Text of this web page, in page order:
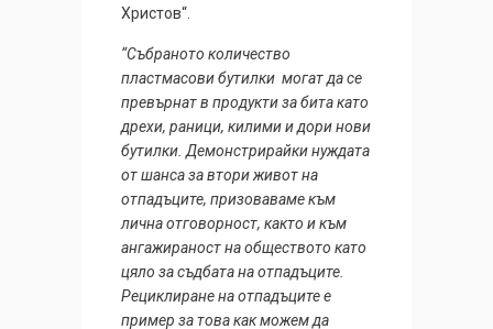
Христов“.
“Събраното количество
пластмасови бутилки могат да се
превърнат в продукти за бита като
дрехи, рани­ци, килими и дори нови
бутилки. Демонстрирайки нуждата
от шанса за втори живот на
отпадъците, призоваваме към
лична отговорност, както и към
ангажираност на обществото като
цяло за съдбата на отпадъците.
Рециклиране на отпадъците е
пример за това как можем да